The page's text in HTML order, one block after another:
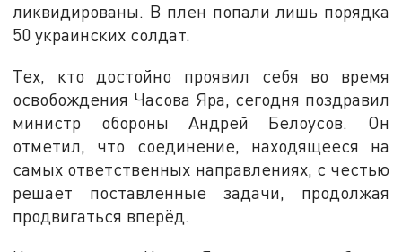
ликвидированы. В плен попали лишь порядка
50 украинских солдат.
Тех, кто достойно проявил себя во время
освобождения Часова Яра, сегодня поздравил
министр обороны Андрей Белоусов. Он
отметил, что соединение, находящееся на
самых ответственных направлениях, с честью
решает поставленные задачи, продолжая
продвигаться вперёд.